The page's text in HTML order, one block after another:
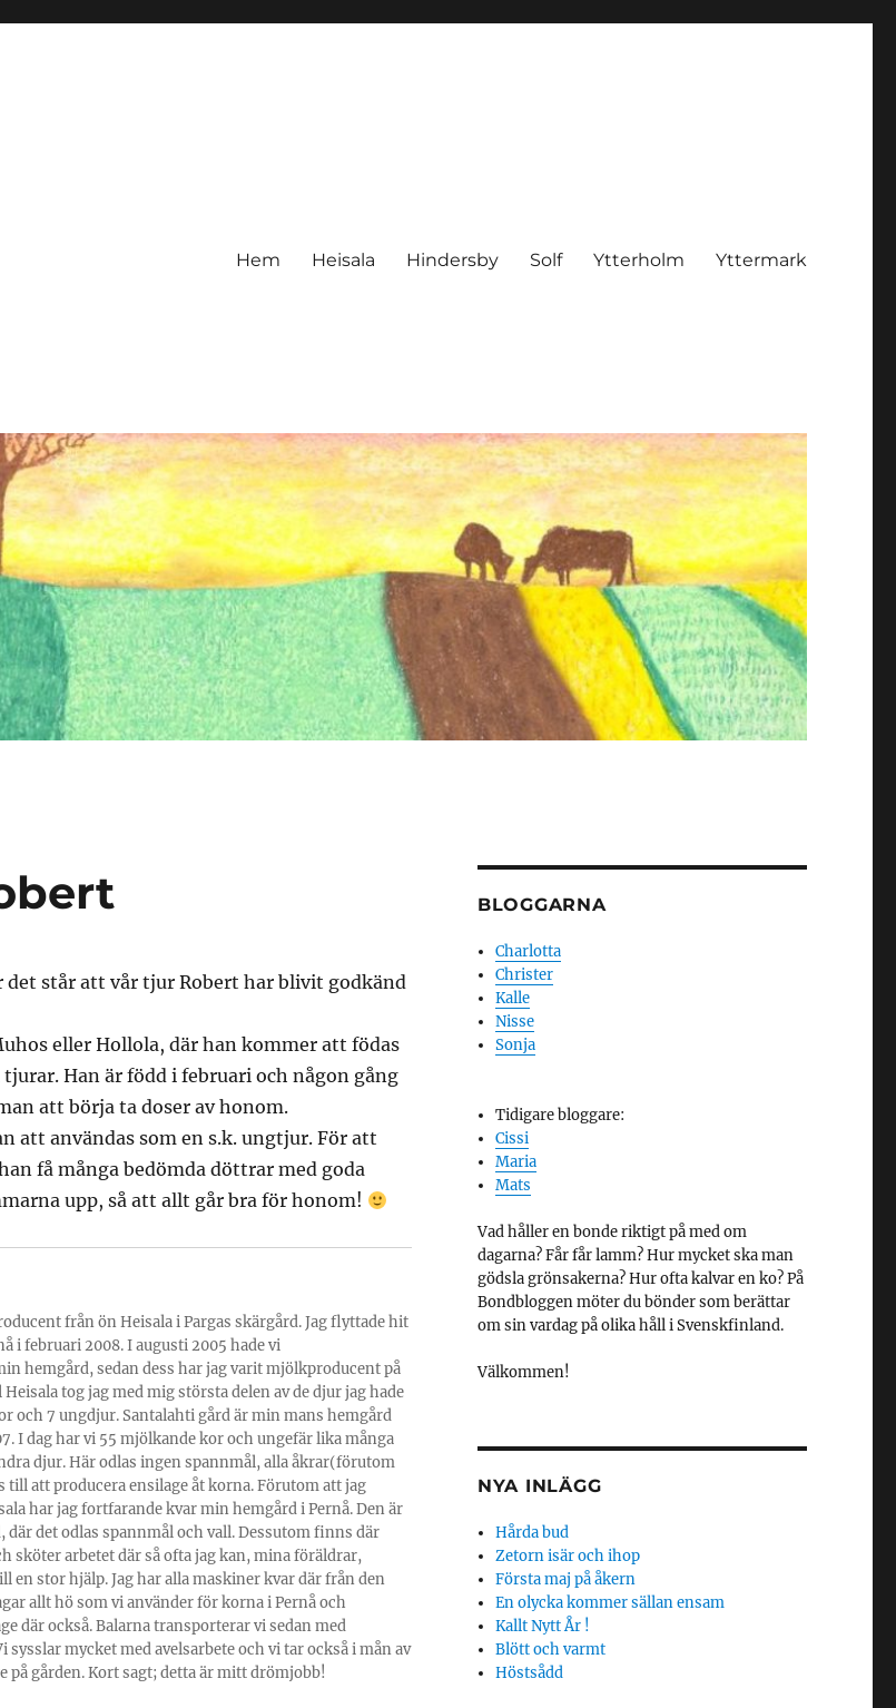
Hem Heisala Hindersby Solf Ytterholm Yttermark
det står att vår tjur Robert har blivit godkänd
eller Hollola, där han kommer att födas
Han är född i februari och någon gång
att börja ta doser av honom.
att användas som en s.k. ungtjur. För att
få många bedömda döttrar med goda
upp, så att allt går bra för honom!
från ön Heisala i Pargas skärgård. Jag flyttade hit
i februari 2008. I augusti 2005 hade vi
hemgård, sedan dess har jag varit mjölkproducent på
tog jag med mig största delen av de djur jag hade
och 7 ungdjur. Santalahti gård är min mans hemgård
I dag har vi 55 mjölkande kor och ungefär lika många
djur. Här odlas ingen spannmål, alla åkrar(förutom
till att producera ensilage åt korna. Förutom att jag
har jag fortfarande kvar min hemgård i Pernå. Den är
där det odlas spannmål och vall. Dessutom finns där
sköter arbetet där så ofta jag kan, mina föräldrar,
en stor hjälp. Jag har alla maskiner kvar där från den
allt hö som vi använder för korna i Pernå och
där också. Balarna transporterar vi sedan med
sysslar mycket med avelsarbete och vi tar också i mån av
på gården. Kort sagt; detta är mitt drömjobb!
BLOGGARNA
Charlotta
Christer
Kalle
Nisse
Sonja
Tidigare bloggare:
Cissi
Maria
Mats
Vad håller en bonde riktigt på med om
dagarna? Får får lamm? Hur mycket ska man
gödsla grönsakerna? Hur ofta kalvar en ko? På
Bondbloggen möter du bönder som berättar
om sin vardag på olika håll i Svenskfinland.
Välkommen!
NYA INLÄGG
Hårda bud
Zetorn isär och ihop
Första maj på åkern
En olycka kommer sällan ensam
Kallt Nytt År !
Blött och varmt
Höstsådd